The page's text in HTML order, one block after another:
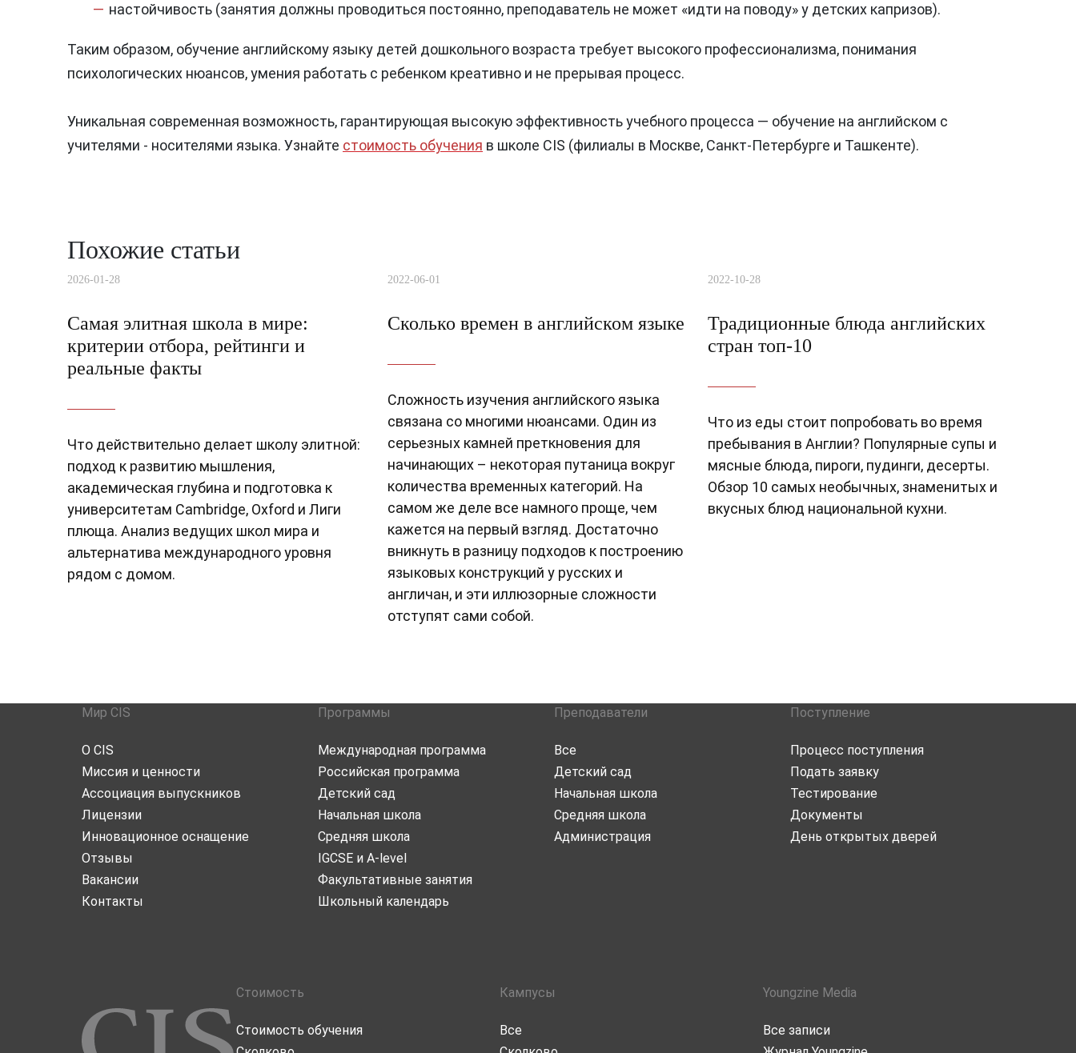
настойчивость (занятия должны проводиться постоянно, преподаватель не может «идти на поводу» у детских капризов).
Таким образом, обучение английскому языку детей дошкольного возраста требует высокого профессионализма, понимания
психологических нюансов, умения работать с ребенком креативно и не прерывая процесс.
Уникальная современная возможность, гарантирующая высокую эффективность учебного процесса — обучение на английском с
учителями - носителями языка. Узнайте стоимость обучения в школе CIS (филиалы в Москве, Санкт-Петербурге и Ташкенте).
Похожие статьи
2026-01-28
Самая элитная школа в мире:
критерии отбора, рейтинги и
реальные факты
Что действительно делает школу элитной:
подход к развитию мышления,
академическая глубина и подготовка к
университетам Cambridge, Oxford и Лиги
плюща. Анализ ведущих школ мира и
альтернатива международного уровня
рядом с домом.
2022-06-01
Сколько времен в английском языке
Сложность изучения английского языка
связана со многими нюансами. Один из
серьезных камней преткновения для
начинающих – некоторая путаница вокруг
количества временных категорий. На
самом же деле все намного проще, чем
кажется на первый взгляд. Достаточно
вникнуть в разницу подходов к построению
языковых конструкций у русских и
англичан, и эти иллюзорные сложности
отступят сами собой.
2022-10-28
Традиционные блюда английских
стран топ-10
Что из еды стоит попробовать во время
пребывания в Англии? Популярные супы и
мясные блюда, пироги, пудинги, десерты.
Обзор 10 самых необычных, знаменитых и
вкусных блюд национальной кухни.
Мир CIS
О CIS
Миссия и ценности
Ассоциация выпускников
Лицензии
Инновационное оснащение
Отзывы
Вакансии
Контакты
Программы
Международная программа
Российская программа
Детский сад
Начальная школа
Средняя школа
IGCSE и A-level
Факультативные занятия
Школьный календарь
Преподаватели
Все
Детский сад
Начальная школа
Средняя школа
Администрация
Поступление
Процесс поступления
Подать заявку
Тестирование
Документы
День открытых дверей
Стоимость
Стоимость обучения
Кампусы
Все
Youngzine Media
Все записи